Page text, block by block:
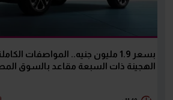
الهجينة ذات السبعة مقاعد بالسوق